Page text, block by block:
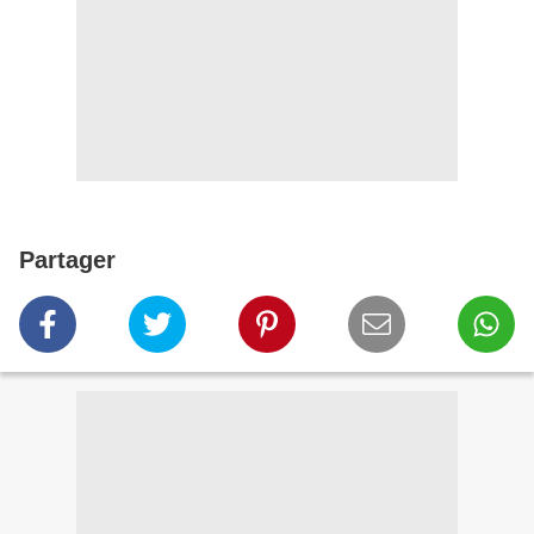
Partager